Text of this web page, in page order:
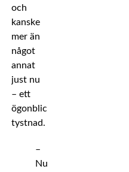
och
kanske
mer än
något
annat
just nu
– ett
ögonblicks
tystnad.
–
Nu